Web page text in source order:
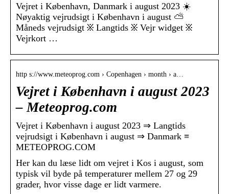
Vejret i København, Danmark i august 2023 ☀️
Nøyaktig vejrudsigt i København i august ⛅
Måneds vejrudsigt ፠ Langtids ፠ Vejr widget ፠
Vejrkort …
http s://www.meteoprog.com › Copenhagen › month › a…
Vejret i København i august 2023
– Meteoprog.com
Vejret i København i august 2023 ⇒ Langtids
vejrudsigt i København i august ⇒ Danmark ≡
METEOPROG.COM
Her kan du læse lidt om vejret i Kos i august, som
typisk vil byde på temperaturer mellem 27 og 29
grader, hvor visse dage er lidt varmere.